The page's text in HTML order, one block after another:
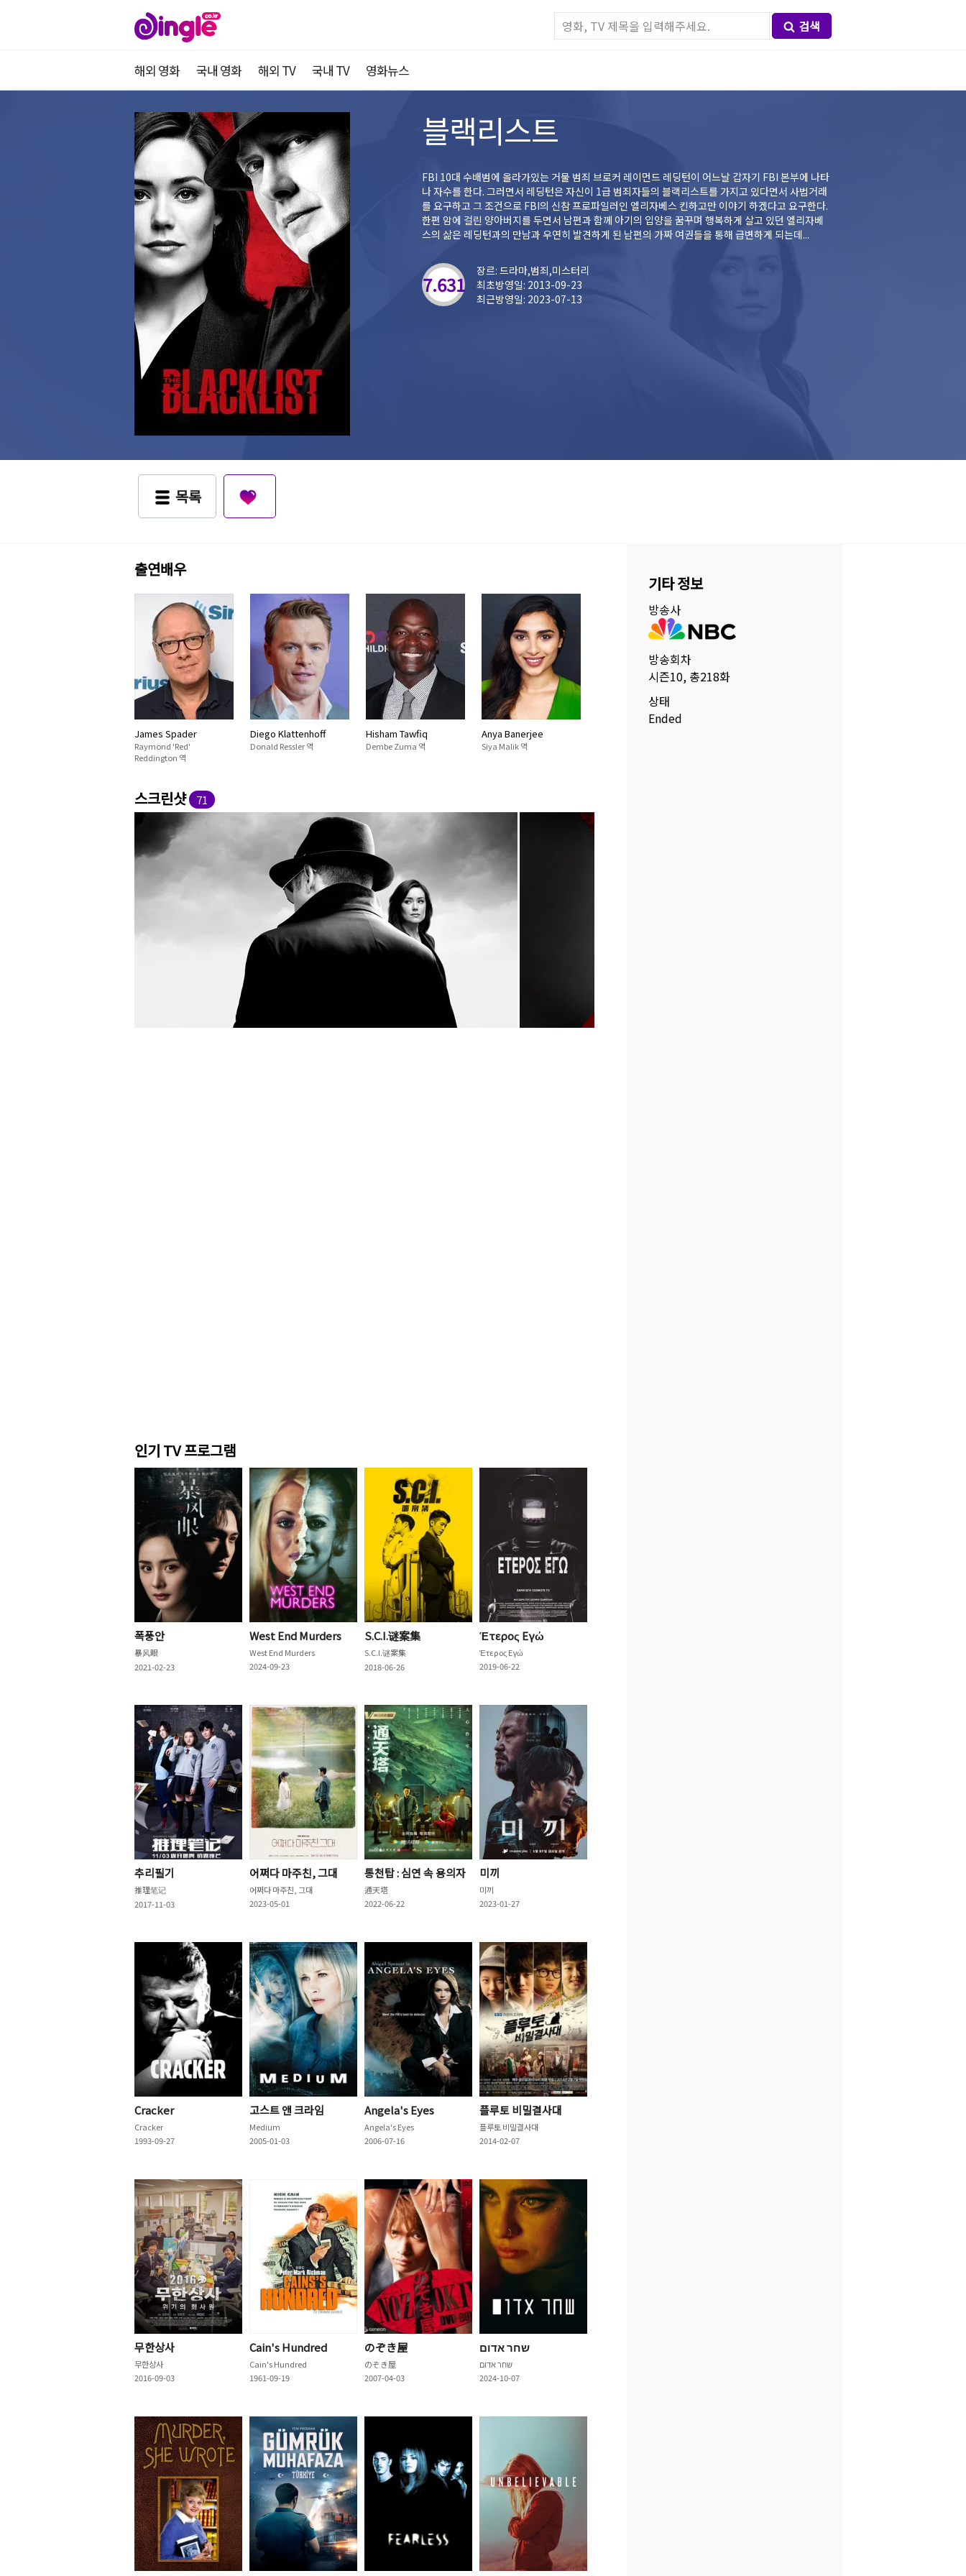
검색
해외 영화 국내 영화 해외 TV 국내 TV 영화뉴스
블랙리스트
FBI 10대 수배범에 올라가있는 거물 범죄 브로커 레이먼드 레딩턴이 어느날 갑자기 FBI 본부에 나타
나 자수를 한다. 그러면서 레딩턴은 자신이 1급 범죄자들의 블랙리스트를 가지고 있다면서 사법거래
를 요구하고 그 조건으로 FBI의 신참 프로파일러인 엘리자베스 킨하고만 이야기 하겠다고 요구한다.
한편 암에 걸린 양아버지를 두면서 남편과 함께 아기의 입양을 꿈꾸며 행복하게 살고 있던 엘리자베
스의 삶은 레딩턴과의 만남과 우연히 발견하게 된 남편의 가짜 여권들을 통해 급변하게 되는데...
7.631
장르: 드라마,범죄,미스터리
최초방영일: 2013-09-23
최근방영일: 2023-07-13
목록
출연배우
James Spader
Raymond 'Red'
Reddington 역
Diego Klattenhoff
Donald Ressler 역
Hisham Tawfiq
Dembe Zuma 역
Anya Banerjee
Siya Malik 역
스크린샷 71
인기 TV 프로그램
폭풍안
暴风眼
2021-02-23
West End Murders
West End Murders
2024-09-23
S.C.I.谜案集
S.C.I.谜案集
2018-06-26
Έτερος Εγώ
Έτερος Εγώ
2019-06-22
추리필기
推理笔记
2017-11-03
어쩌다 마주친, 그대
어쩌다 마주친, 그대
2023-05-01
통천탑 : 심연 속 용의자
通天塔
2022-06-22
미끼
미끼
2023-01-27
Cracker
Cracker
1993-09-27
고스트 앤 크라임
Medium
2005-01-03
Angela's Eyes
Angela's Eyes
2006-07-16
플루토 비밀결사대
플루토 비밀결사대
2014-02-07
무한상사
무한상사
2016-09-03
Cain's Hundred
Cain's Hundred
1961-09-19
のぞき屋
のぞき屋
2007-04-03
שחר אדום
שחר אדום
2024-10-07
기타 정보
방송사
방송회차
시즌10, 총218화
상태
Ended